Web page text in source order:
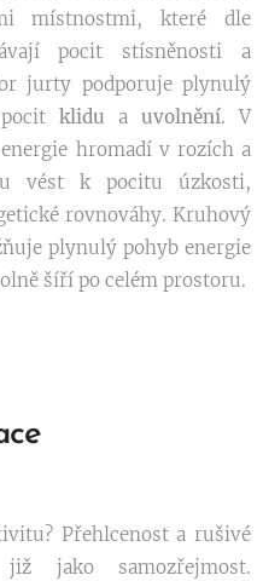
místnostmi, které dle
pocit stísněnosti a
jurty podporuje plynulý
klidu a uvolnění. V
hromadí v rozích a
vést k pocitu úzkosti,
rovnováhy. Kruhový
plynulý pohyb energie
šíří po celém prostoru.
Přehlcenost a rušivé
jako samozřejmost.